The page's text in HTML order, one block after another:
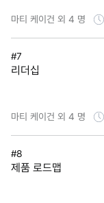
마티 케이건 외 4 명
#7
리더십
마티 케이건 외 4 명
#8
제품 로드맵